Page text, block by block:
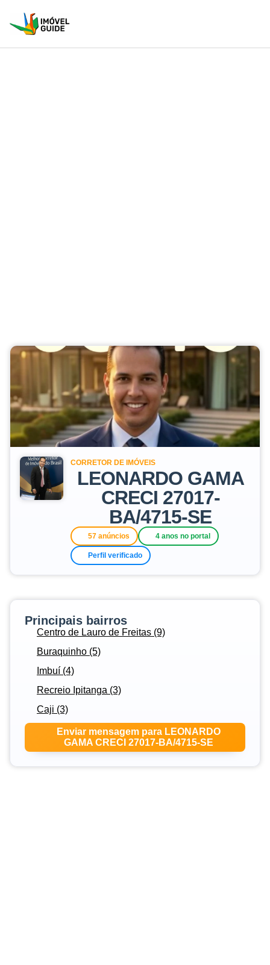
CORRETOR DE IMÓVEIS
LEONARDO GAMA
CRECI 27017-
BA/4715-SE
57 anúncios 4 anos no portal
Perfil verificado
Principais bairros
Centro de Lauro de Freitas (9)
Buraquinho (5)
Imbuí (4)
Recreio Ipitanga (3)
Caji (3)
Enviar mensagem para LEONARDO
GAMA CRECI 27017-BA/4715-SE